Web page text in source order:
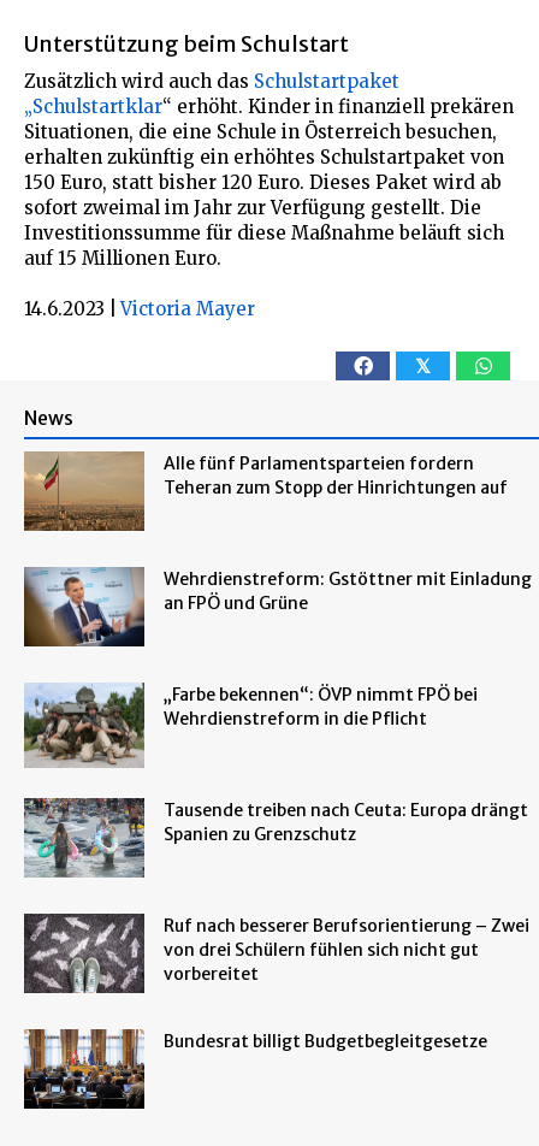
Unterstützung beim Schulstart
Zusätzlich wird auch das Schulstartpaket
„Schulstartklar“ erhöht. Kinder in finanziell prekären
Situationen, die eine Schule in Österreich besuchen,
erhalten zukünftig ein erhöhtes Schulstartpaket von
150 Euro, statt bisher 120 Euro. Dieses Paket wird ab
sofort zweimal im Jahr zur Verfügung gestellt. Die
Investitionssumme für diese Maßnahme beläuft sich
auf 15 Millionen Euro.
14.6.2023 Victoria Mayer
𝕏
News
Alle fünf Parlamentsparteien fordern
Teheran zum Stopp der Hinrichtungen auf
Wehrdienstreform: Gstöttner mit Einladung
an FPÖ und Grüne
„Farbe bekennen“: ÖVP nimmt FPÖ bei
Wehrdienstreform in die Pflicht
Tausende treiben nach Ceuta: Europa drängt
Spanien zu Grenzschutz
Ruf nach besserer Berufsorientierung – Zwei
von drei Schülern fühlen sich nicht gut
vorbereitet
Bundesrat billigt Budgetbegleitgesetze